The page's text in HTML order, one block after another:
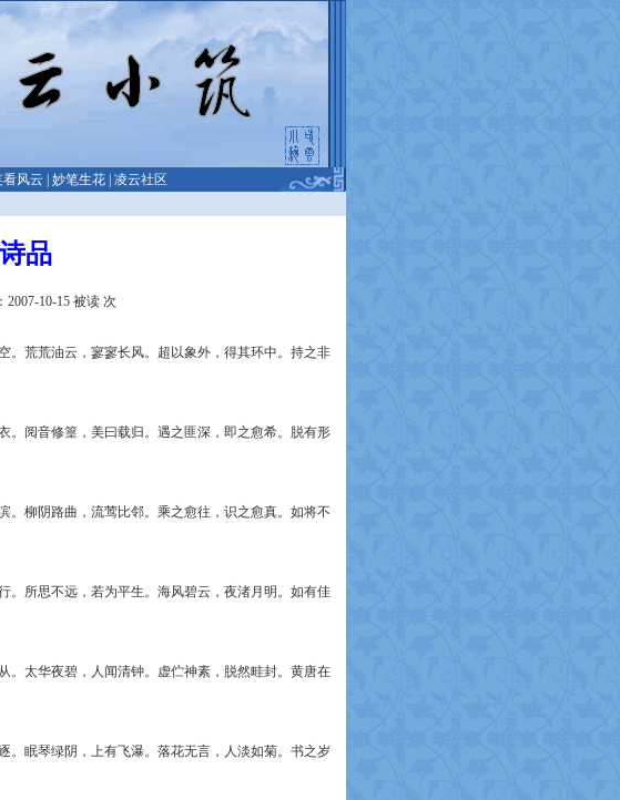
看风云 妙笔生花 凌云社区
品
10-15 被读 次
。荒荒油云，寥寥长风。超以象外，得其环中。持之非
。阅音修篁，美曰载归。遇之匪深，即之愈希。脱有形
。柳阴路曲，流莺比邻。乘之愈往，识之愈真。如将不
。所思不远，若为平生。海风碧云，夜渚月明。如有佳
。太华夜碧，人闻清钟。虚伫神素，脱然畦封。黄唐在
。眠琴绿阴，上有飞瀑。落花无言，人淡如菊。书之岁